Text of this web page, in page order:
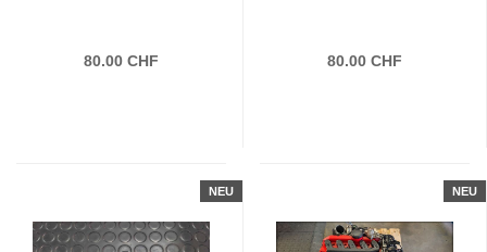
80.00 CHF 80.00 CHF
NEU NEU